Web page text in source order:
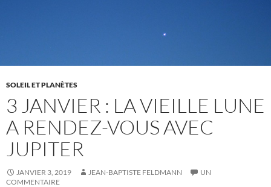
SOLEIL ET PLANÈTES
3 JANVIER : LA VIEILLE LUNE
A RENDEZ-VOUS AVEC
JUPITER
JANVIER 3, 2019 JEAN-BAPTISTE FELDMANN
UN
COMMENTAIRE